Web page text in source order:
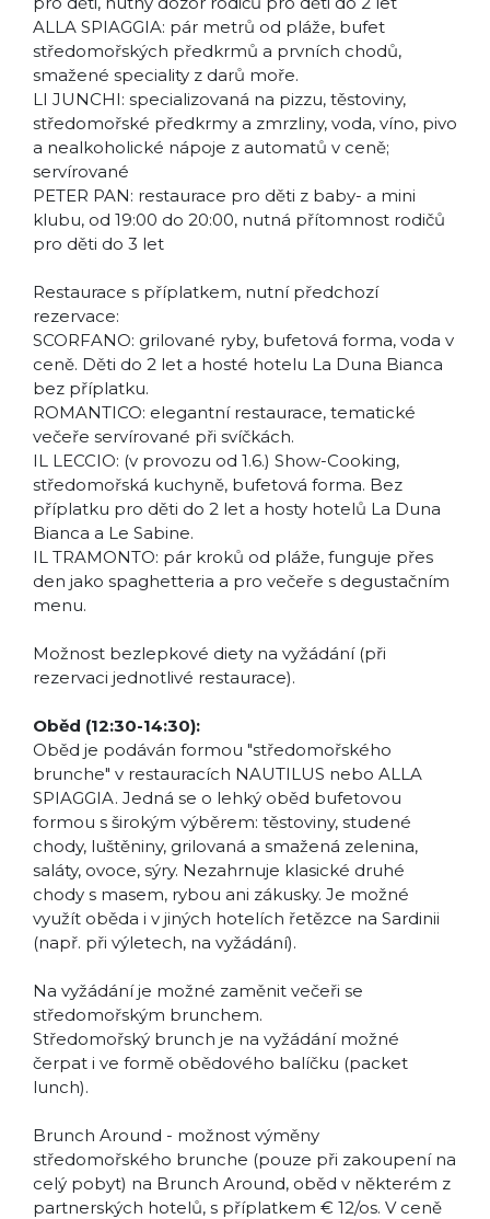
ALLA SPIAGGIA: pár metrů od pláže, bufet
středomořských předkrmů a prvních chodů,
smažené speciality z darů moře.
LI JUNCHI: specializovaná na pizzu, těstoviny,
středomořské předkrmy a zmrzliny, voda, víno, pivo
a nealkoholické nápoje z automatů v ceně;
servírované
PETER PAN: restaurace pro děti z baby- a mini
klubu, od 19:00 do 20:00, nutná přítomnost rodičů
pro děti do 3 let
Restaurace s příplatkem, nutní předchozí
rezervace:
SCORFANO: grilované ryby, bufetová forma, voda v
ceně. Děti do 2 let a hosté hotelu La Duna Bianca
bez příplatku.
ROMANTICO: elegantní restaurace, tematické
večeře servírované při svíčkách.
IL LECCIO: (v provozu od 1.6.) Show-Cooking,
středomořská kuchyně, bufetová forma. Bez
příplatku pro děti do 2 let a hosty hotelů La Duna
Bianca a Le Sabine.
IL TRAMONTO: pár kroků od pláže, funguje přes
den jako spaghetteria a pro večeře s degustačním
menu.
Možnost bezlepkové diety na vyžádání (při
rezervaci jednotlivé restaurace).
Oběd (12:30-14:30):
Oběd je podáván formou "středomořského
brunche" v restauracích NAUTILUS nebo ALLA
SPIAGGIA. Jedná se o lehký oběd bufetovou
formou s širokým výběrem: těstoviny, studené
chody, luštěniny, grilovaná a smažená zelenina,
saláty, ovoce, sýry. Nezahrnuje klasické druhé
chody s masem, rybou ani zákusky. Je možné
využít oběda i v jiných hotelích řetězce na Sardinii
(např. při výletech, na vyžádání).
Na vyžádání je možné zaměnit večeři se
středomořským brunchem.
Středomořský brunch je na vyžádání možné
čerpat i ve formě obědového balíčku (packet
lunch).
Brunch Around - možnost výměny
středomořského brunche (pouze při zakoupení na
celý pobyt) na Brunch Around, oběd v některém z
partnerských hotelů, s příplatkem € 12/os. V ceně